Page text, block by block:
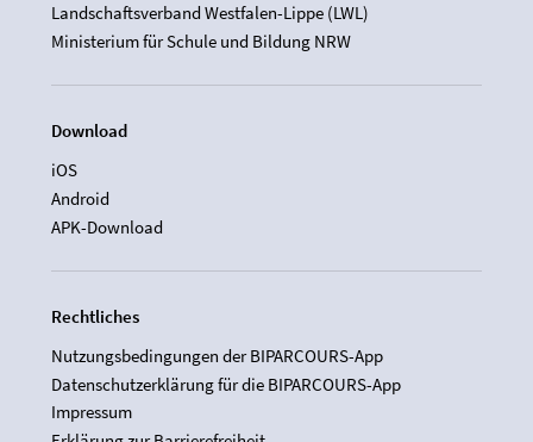
Landschaftsverband Westfalen-Lippe (LWL)
Ministerium für Schule und Bildung NRW
Download
iOS
Android
APK-Download
Rechtliches
Nutzungsbedingungen der BIPARCOURS-App
Datenschutzerklärung für die BIPARCOURS-App
Impressum